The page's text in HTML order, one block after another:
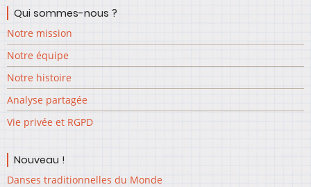
Qui sommes-nous ?
Notre mission
Notre équipe
Notre histoire
Analyse partagée
Vie privée et RGPD
Nouveau !
Danses traditionnelles du Monde